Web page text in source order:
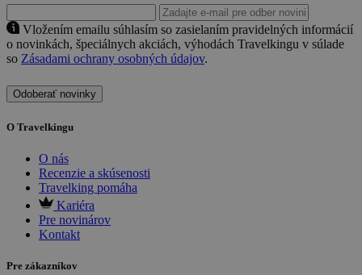
Vložením emailu súhlasím so zasielaním pravidelných informácií
o novinkách, špeciálnych akciách, výhodách Travelkingu v súlade
so Zásadami ochrany osobných údajov.
Odoberať novinky
O Travelkingu
O nás
Recenzie a skúsenosti
Travelking pomáha
Kariéra
Pre novinárov
Kontakt
Pre zákazníkov